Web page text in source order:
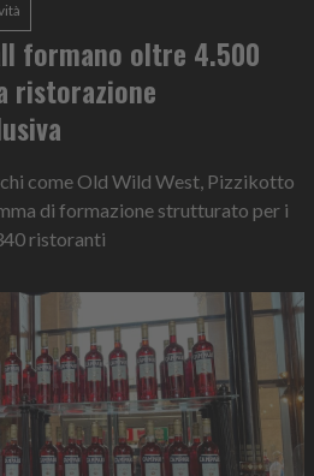
formano oltre 4.500
ristorazione
come Old Wild West, Pizzikotto
di formazione strutturato per i
ristoranti